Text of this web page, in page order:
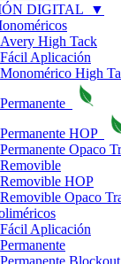
DIGITAL
▼
Avery High Tack
Fácil Aplicación
Monomérico High
Permanente
Permanente HOP
Permanente Opaco
Removible
Removible HOP
Removible Opaco
Fácil Aplicación
Permanente
Permanente